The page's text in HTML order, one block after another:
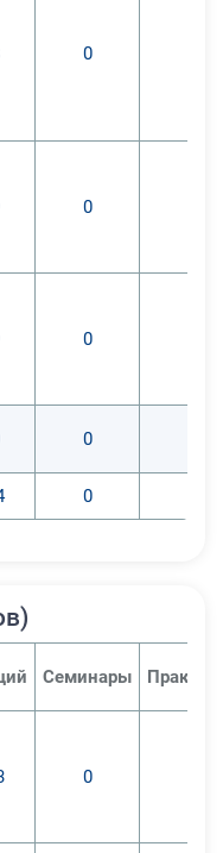
с учетом
руководителя
0
0
0
0
0
Семинары
0